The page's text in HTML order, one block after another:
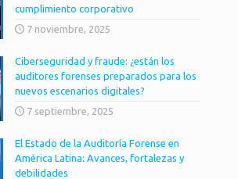
cumplimiento corporativo
7 noviembre, 2025
Ciberseguridad y fraude: ¿están los
auditores forenses preparados para los
nuevos escenarios digitales?
7 septiembre, 2025
El Estado de la Auditoría Forense en
América Latina: Avances, fortalezas y
debilidades